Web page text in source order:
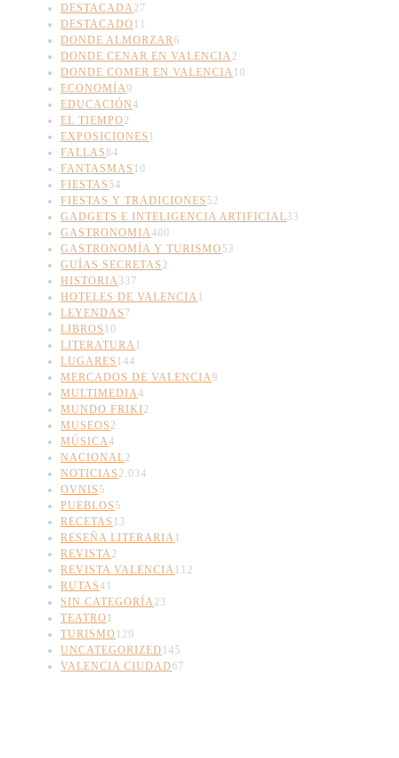
DESTACADA27
DESTACADO 11
DONDE ALMORZAR6
DONDE CENAR EN VALENCIA2
DONDE COMER EN VALENCIA10
ECONOMÍA9
EDUCACIÓN4
EL TIEMPO 2
EXPOSICIONES 1
FALLAS84
FANTASMAS 10
FIESTAS 54
FIESTAS Y TRADICIONES 52
GADGETS E INTELIGENCIA ARTIFICIAL33
GASTRONOMIA400
GASTRONOMÍA Y TURISMO 53
GUÍAS SECRETAS 2
HISTORIA337
HOTELES DE VALENCIA1
LEYENDAS 7
LIBROS 10
LITERATURA1
LUGARES 144
MERCADOS DE VALENCIA9
MULTIMEDIA4
MUNDO FRIKI2
MUSEOS 2
MÚSICA4
NACIONAL2
NOTICIAS 2.034
OVNIS 5
PUEBLOS 5
RECETAS 13
RESEÑA LITERARIA1
REVISTA2
REVISTA VALENCIA112
RUTAS41
SIN CATEGORÍA23
TEATRO 1
TURISMO 129
UNCATEGORIZED 145
VALENCIA CIUDAD67